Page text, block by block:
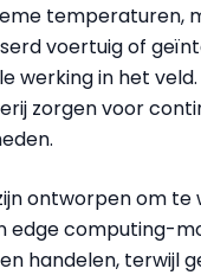
temperaturen,
voertuig of
werking in het
zorgen voor
ontworpen om te
edge computing-
handelen, terwijl